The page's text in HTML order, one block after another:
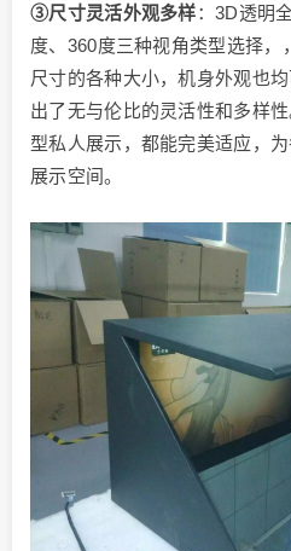
③尺寸灵活外观多样：3D透明
度、360度三种视角类型选择，
尺寸的各种大小，机身外观也
出了无与伦比的灵活性和多样
型私人展示，都能完美适应，
展示空间。